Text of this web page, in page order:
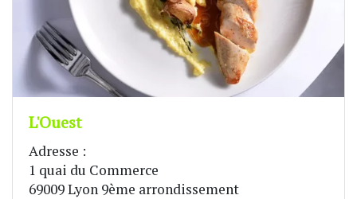
L'Ouest
Adresse :
1 quai du Commerce
69009 Lyon 9ème arrondissement